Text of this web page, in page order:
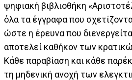
ψηφιακή βιβλιοθήκη
όλα τα έγγραφα που
ώστε η έρευνα που
αποτελεί καθήκον των
Κάθε παραβίαση και κάθε
τη μηδενική ανοχή των